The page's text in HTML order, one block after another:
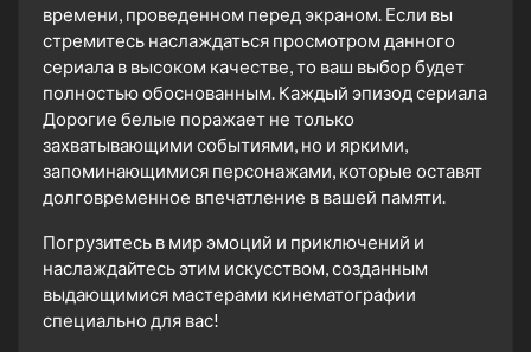
времени, проведенном перед экраном. Если вы
стремитесь наслаждаться просмотром данного
сериала в высоком качестве, то ваш выбор будет
полностью обоснованным. Каждый эпизод сериала
Дорогие белые поражает не только
захватывающими событиями, но и яркими,
запоминающимися персонажами, которые оставят
долговременное впечатление в вашей памяти.
Погрузитесь в мир эмоций и приключений и
наслаждайтесь этим искусством, созданным
выдающимися мастерами кинематографии
специально для вас!